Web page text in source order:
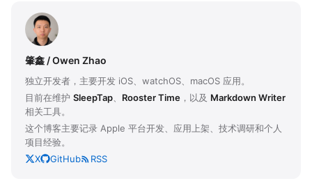
肇鑫 / Owen Zhao
独立开发者，主要开发 iOS、watchOS、macOS 应用。
目前在维护 SleepTap Rooster Time ，以及 Markdown Writer
相关工具。
这个博客主要记录 Apple 平台开发、应用上架、技术调研和个人
项目经验。
X
GitHub RSS